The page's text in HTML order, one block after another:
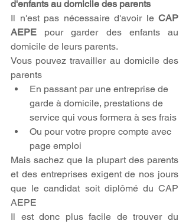
d'enfants au domicile des parents
Il n'est pas nécessaire d'avoir le CAP
AEPE pour garder des enfants au
domicile de leurs parents.
Vous pouvez travailler au domicile des
parents
En passant par une entreprise de
garde à domicile, prestations de
service qui vous formera à ses frais
Ou pour votre propre compte avec
page emploi
Mais sachez que la plupart des parents
et des entreprises exigent de nos jours
que le candidat soit diplômé du CAP
AEPE
Il est donc plus facile de trouver du